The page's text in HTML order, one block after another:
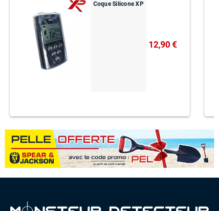
Coque Silicone XP
12,90 €